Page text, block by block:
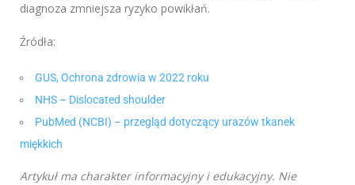
diagnoza zmniejsza ryzyko powikłań.
Źródła:
GUS, Ochrona zdrowia w 2022 roku
NHS – Dislocated shoulder
PubMed (NCBI) – przegląd dotyczący urazów tkanek
miękkich
Artykuł ma charakter informacyjny i edukacyjny. Nie